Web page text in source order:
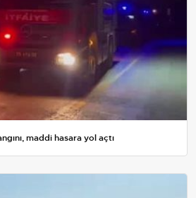
maddi hasara yol açtı